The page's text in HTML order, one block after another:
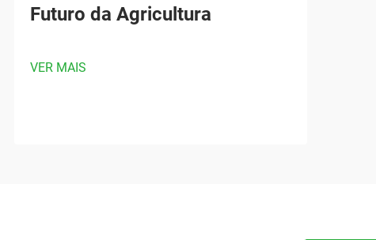
Futuro da Agricultura
VER MAIS